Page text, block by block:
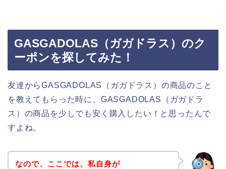
GASGADOLAS（ガガドラス）のク
ーポンを探してみた！
友達からGASGADOLAS（ガガドラス）の商品のこと
を教えてもらった時に、GASGADOLAS（ガガドラ
ス）の商品を少しでも安く購入したい！と思ったんで
すよね。
なので、ここでは、私自身が